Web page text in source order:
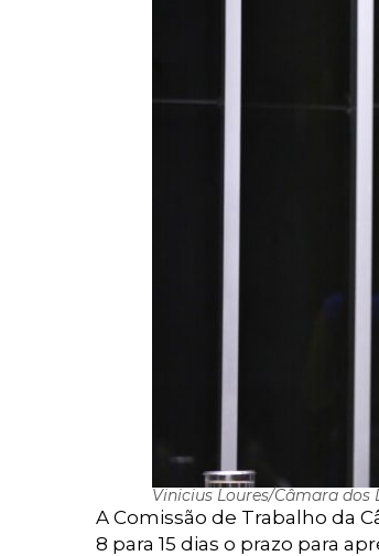
Vinicius Loures/Câmara dos
A Comissão de Trabalho da
8 para 15 dias o prazo para